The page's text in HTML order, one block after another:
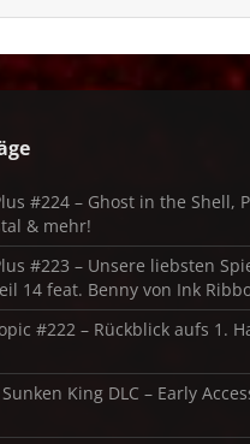
#224 – Ghost in the Shell,
& mehr!
#223 – Unsere liebsten
14 feat. Benny von Ink
#222 – Rückblick aufs 1.
King DLC – Early